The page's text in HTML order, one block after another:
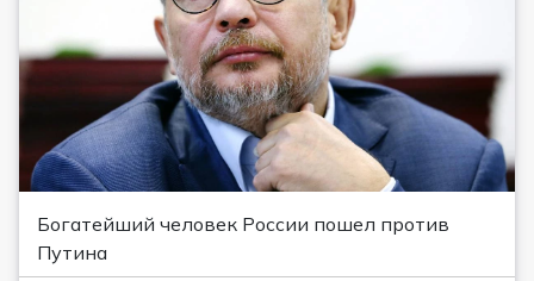
Богатейший человек России пошел против
Путина